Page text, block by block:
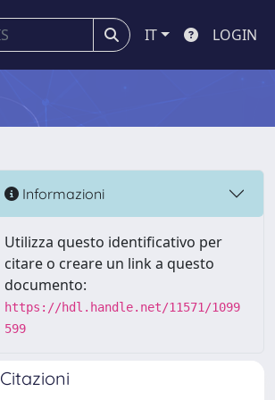
IT LOGIN
Informazioni
Utilizza questo identificativo per
citare o creare un link a questo
documento:
https://hdl.handle.net/11571/1099
599
Citazioni